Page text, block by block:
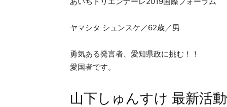
ヤマシタ シュンスケ／62歳／男
勇気ある発言者、愛知県政に挑む！！
愛国者です。
山下しゅんすけ 最新活